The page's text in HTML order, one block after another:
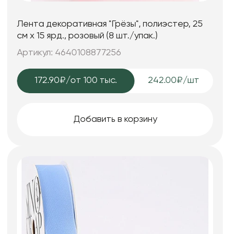
Лента декоративная "Грёзы", полиэстер, 25
см х 15 ярд., розовый (8 шт./упак.)
Артикул: 4640108877256
172.90₽/от 100 тыс. 242.00₽/шт
Добавить в корзину